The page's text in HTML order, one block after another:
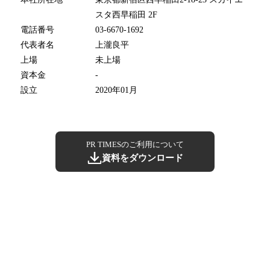
スタ西早稲田 2F
電話番号
03-6670-1692
代表者名
上瀧良平
上場
未上場
資本金
-
設立
2020年01月
PR TIMESのご利用について
資料をダウンロード